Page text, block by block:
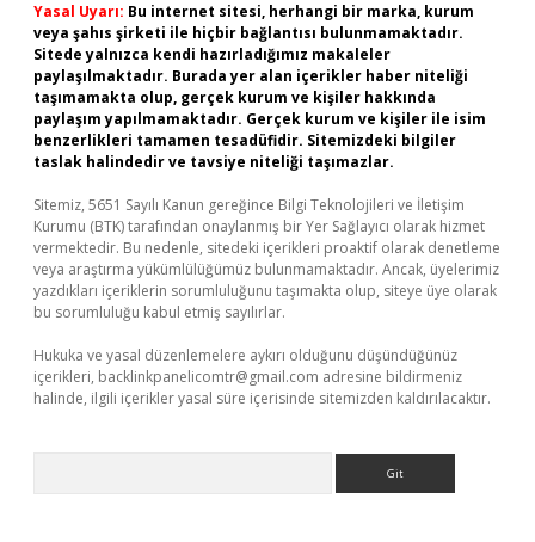
Yasal Uyarı: Bu internet sitesi, herhangi bir marka, kurum
veya şahıs şirketi ile hiçbir bağlantısı bulunmamaktadır.
Sitede yalnızca kendi hazırladığımız makaleler
paylaşılmaktadır. Burada yer alan içerikler haber niteliği
taşımamakta olup, gerçek kurum ve kişiler hakkında
paylaşım yapılmamaktadır. Gerçek kurum ve kişiler ile isim
benzerlikleri tamamen tesadüfidir. Sitemizdeki bilgiler
taslak halindedir ve tavsiye niteliği taşımazlar.
Sitemiz, 5651 Sayılı Kanun gereğince Bilgi Teknolojileri ve İletişim
Kurumu (BTK) tarafından onaylanmış bir Yer Sağlayıcı olarak hizmet
vermektedir. Bu nedenle, sitedeki içerikleri proaktif olarak denetleme
veya araştırma yükümlülüğümüz bulunmamaktadır. Ancak, üyelerimiz
yazdıkları içeriklerin sorumluluğunu taşımakta olup, siteye üye olarak
bu sorumluluğu kabul etmiş sayılırlar.
Hukuka ve yasal düzenlemelere aykırı olduğunu düşündüğünüz
içerikleri, backlinkpanelicomtr@gmail.com adresine bildirmeniz
halinde, ilgili içerikler yasal süre içerisinde sitemizden kaldırılacaktır.